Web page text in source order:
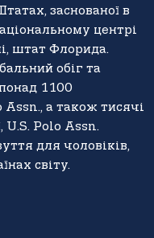
заснованої в
центрі
штат Флорида.
обіг та
1100
Assn., а також тисячі
U.S. Polo Assn.
для чоловіків,
світу.